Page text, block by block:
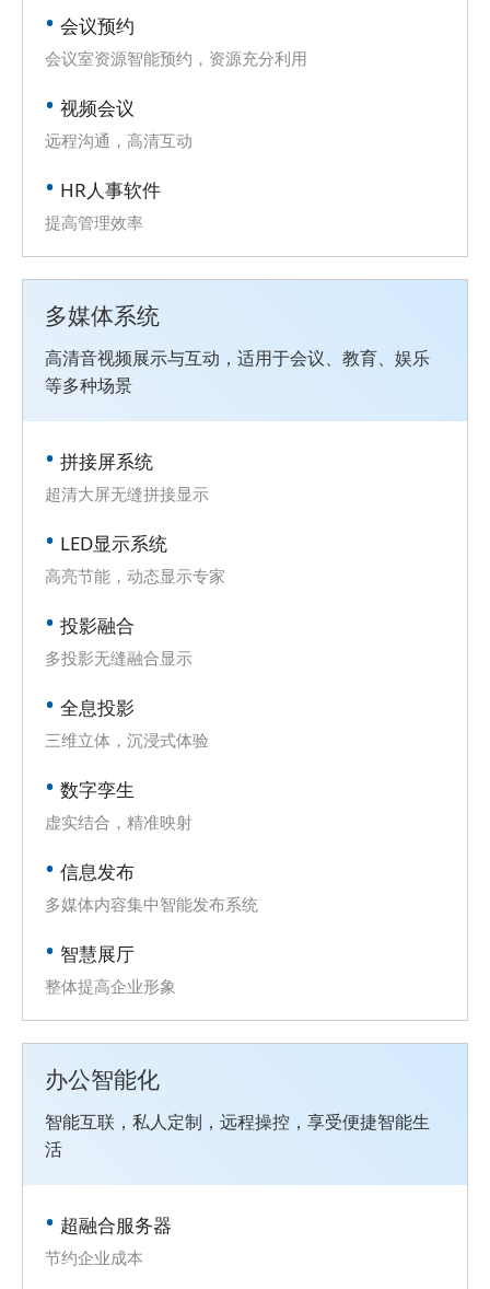
会议预约
会议室资源智能预约，资源充分利用
视频会议
远程沟通，高清互动
HR人事软件
提高管理效率
多媒体系统
高清音视频展示与互动，适用于会议、教育、娱乐
等多种场景
拼接屏系统
超清大屏无缝拼接显示
LED显示系统
高亮节能，动态显示专家
投影融合
多投影无缝融合显示
全息投影
三维立体，沉浸式体验
数字孪生
虚实结合，精准映射
信息发布
多媒体内容集中智能发布系统
智慧展厅
整体提高企业形象
办公智能化
智能互联，私人定制，远程操控，享受便捷智能生
活
超融合服务器
节约企业成本